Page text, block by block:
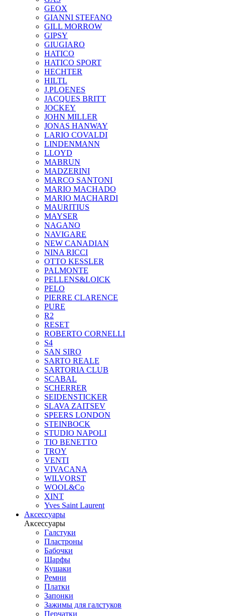
GEOX
GIANNI STEFANO
GILL MORROW
GIPSY
GIUGIARO
HATICO
HATICO SPORT
HECHTER
HILTL
J.PLOENES
JAСQUES BRITT
JOCKEY
JOHN MILLER
JONAS HANWAY
LARIO COVALDI
LINDENMANN
LLOYD
MABRUN
MADZERINI
MARCO SANTONI
MARIO MACHADO
MARIO MACHARDI
MAURITIUS
MAYSER
NAGANO
NAVIGARE
NEW CANADIAN
NINA RICCI
OTTO KESSLER
PALMONTE
PELLENS&LOICK
PELO
PIERRE CLARENCE
PURE
R2
RESET
ROBERTO CORNELLI
S4
SAN SIRO
SARTO REALE
SARTORIA CLUB
SCABAL
SCHERRER
SEIDENSTICKER
SLAVA ZAITSEV
SPEERS LONDON
STEINBOCK
STUDIO NAPOLI
TIO BENETTO
TROY
VENTI
VIVACANA
WILVORST
WOOL&Co
XINT
Yves Saint Laurent
Аксессуары
Аксессуары
Галстуки
Пластроны
Бабочки
Шарфы
Кушаки
Ремни
Платки
Запонки
Зажимы для галстуков
Перчатки